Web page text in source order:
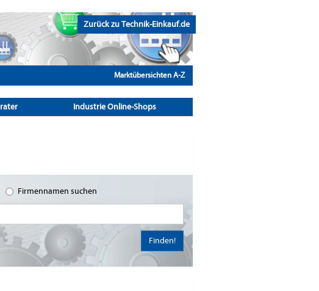
Zurück zu Technik-Einkauf.de
Marktübersichten A-Z
Industrie Online-Shops
Firmennamen suchen
Finden!